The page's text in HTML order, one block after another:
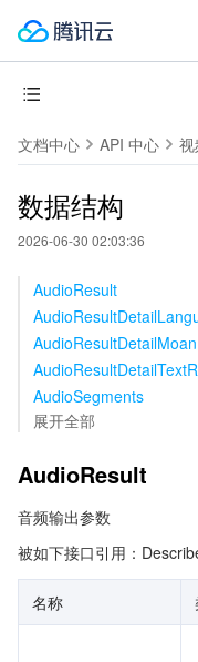
文档中心 API 中心
数据结构
2026-06-30 02:03:36
AudioResult
AudioSegments
展开全部
AudioResult
音频输出参数
被如下接口引用：
名称